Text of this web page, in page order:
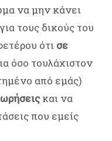
να μην κάνει
τους δικούς του
ότι σε
όσο τουλάχιστον
από εμάς)
και να
που εμείς